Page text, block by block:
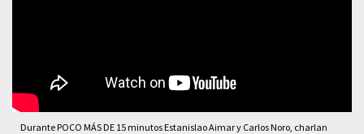
Durante POCO MÁS DE 15 minutos Estanislao Aimar y Carlos Noro, charlan